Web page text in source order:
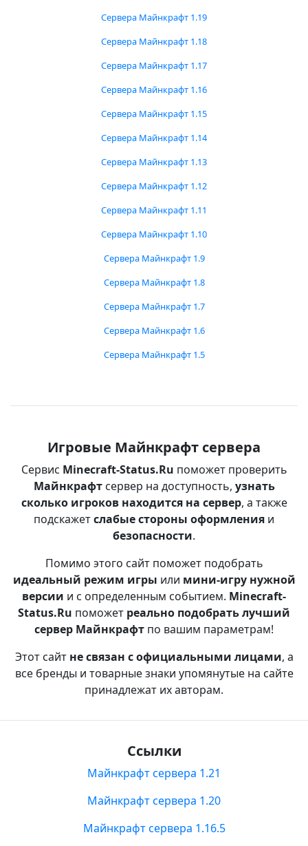
Сервера Майнкрафт 1.19
Сервера Майнкрафт 1.18
Сервера Майнкрафт 1.17
Сервера Майнкрафт 1.16
Сервера Майнкрафт 1.15
Сервера Майнкрафт 1.14
Сервера Майнкрафт 1.13
Сервера Майнкрафт 1.12
Сервера Майнкрафт 1.11
Сервера Майнкрафт 1.10
Сервера Майнкрафт 1.9
Сервера Майнкрафт 1.8
Сервера Майнкрафт 1.7
Сервера Майнкрафт 1.6
Сервера Майнкрафт 1.5
Игровые Майнкрафт сервера
Сервис Minecraft-Status.Ru поможет проверить
Майнкрафтсервер на доступность, узнать
сколько игроков находится на сервер, а также
подскажетслабые стороны оформления и
безопасности.
Помимо этого сайт поможет подобрать
идеальный режим игры или мини-игру нужной
версии и с определенным событием. Minecraft-
Status.Ru поможет реально подобрать лучший
сервер Майнкрафт по вашим параметрам!
Этот сайт не связан с официальными лицами, а
все бренды и товарные знаки упомянутые на сайте
принадлежат их авторам.
Ссылки
Майнкрафт сервера 1.21
Майнкрафт сервера 1.20
Майнкрафт сервера 1.16.5